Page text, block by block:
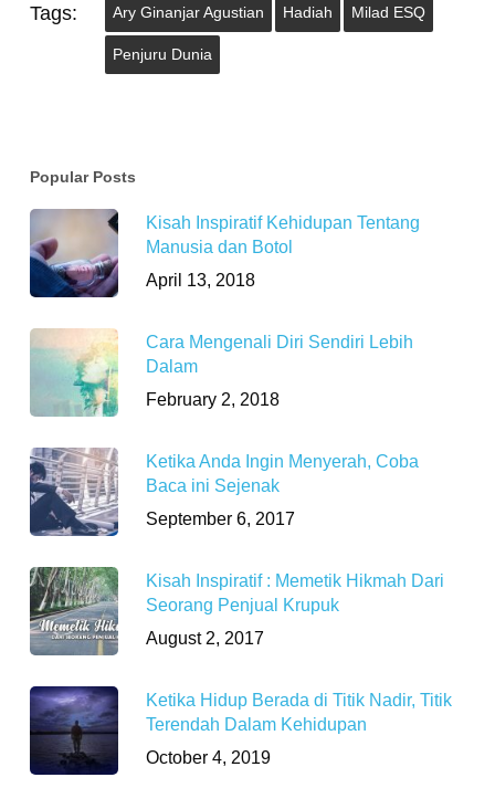
Tags: Ary Ginanjar Agustian Hadiah Milad ESQ
Penjuru Dunia
Popular Posts
Kisah Inspiratif Kehidupan Tentang
Manusia dan Botol
April 13, 2018
Cara Mengenali Diri Sendiri Lebih
Dalam
February 2, 2018
Ketika Anda Ingin Menyerah, Coba
Baca ini Sejenak
September 6, 2017
Kisah Inspiratif : Memetik Hikmah Dari
Seorang Penjual Krupuk
August 2, 2017
Ketika Hidup Berada di Titik Nadir, Titik
Terendah Dalam Kehidupan
October 4, 2019